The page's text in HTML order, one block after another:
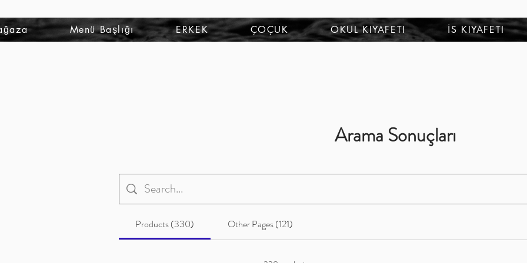
Menü Başlığı ERKEK ÇOÇUK OKUL KIYAFETI İS KIYAFETI
Arama Sonuçları
Products (330) Other Pages (121)